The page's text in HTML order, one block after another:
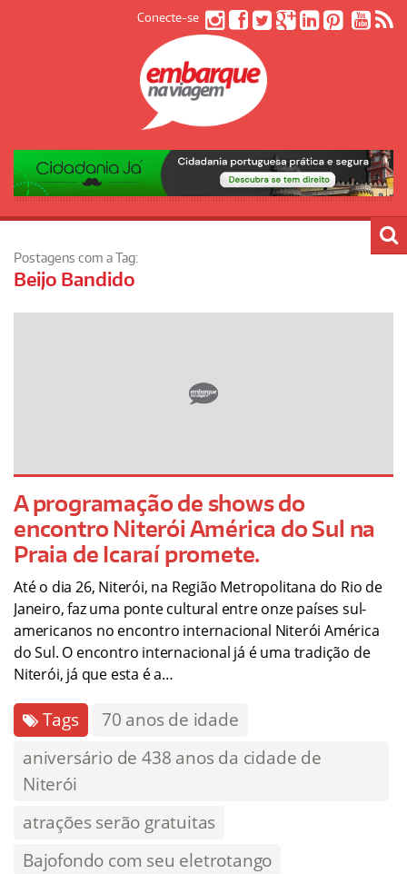
Conecte-se
Postagens com a Tag:
Beijo Bandido
A programação de shows do
encontro Niterói América do Sul na
Praia de Icaraí promete.
Até o dia 26, Niterói, na Região Metropolitana do Rio de
Janeiro, faz uma ponte cultural entre onze países sul-
americanos no encontro internacional Niterói América
do Sul. O encontro internacional já é uma tradição de
Niterói, já que esta é a…
Tags
70 anos de idade
aniversário de 438 anos da cidade de
Niterói
atrações serão gratuitas
Bajofondo com seu eletrotango